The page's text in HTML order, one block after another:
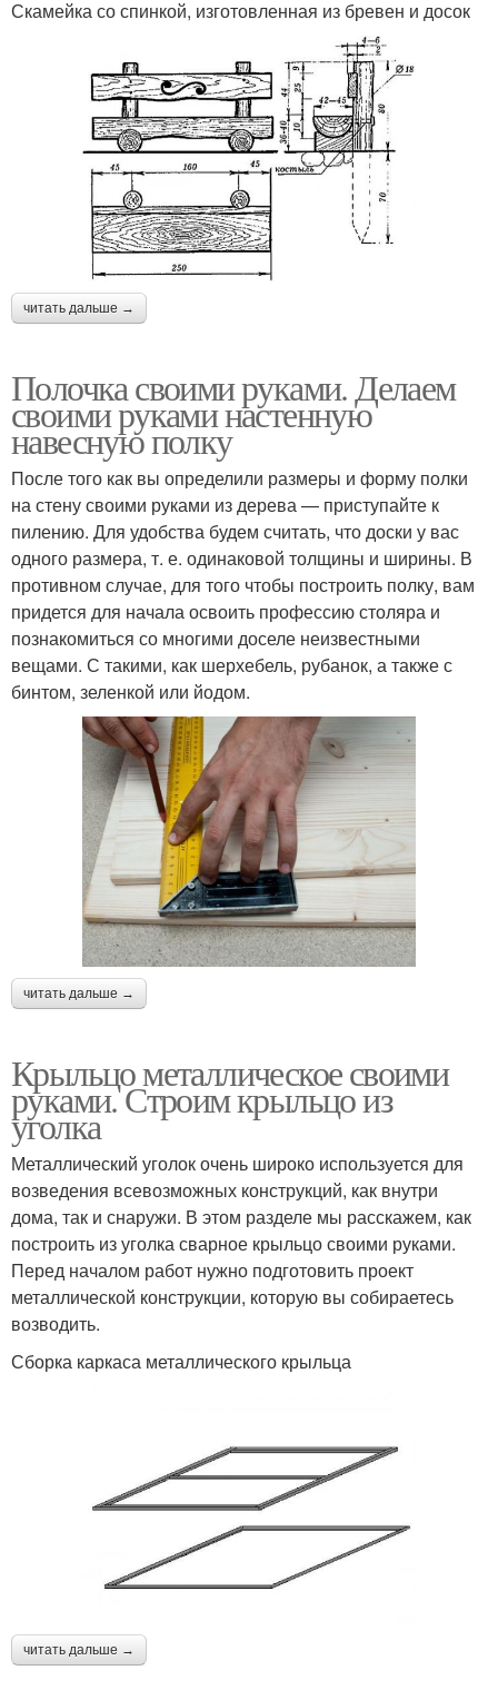
Скамейка со спинкой, изготовленная из бревен и досок
читать дальше →
Полочка своими руками. Делаем
своими руками настенную
навесную полку
После того как вы определили размеры и форму полки
на стену своими руками из дерева — приступайте к
пилению. Для удобства будем считать, что доски у вас
одного размера, т. е. одинаковой толщины и ширины. В
противном случае, для того чтобы построить полку, вам
придется для начала освоить профессию столяра и
познакомиться со многими доселе неизвестными
вещами. С такими, как шерхебель, рубанок, а также с
бинтом, зеленкой или йодом.
читать дальше →
Крыльцо металлическое своими
руками. Строим крыльцо из
уголка
Металлический уголок очень широко используется для
возведения всевозможных конструкций, как внутри
дома, так и снаружи. В этом разделе мы расскажем, как
построить из уголка сварное крыльцо своими руками.
Перед началом работ нужно подготовить проект
металлической конструкции, которую вы собираетесь
возводить.
Сборка каркаса металлического крыльца
читать дальше →